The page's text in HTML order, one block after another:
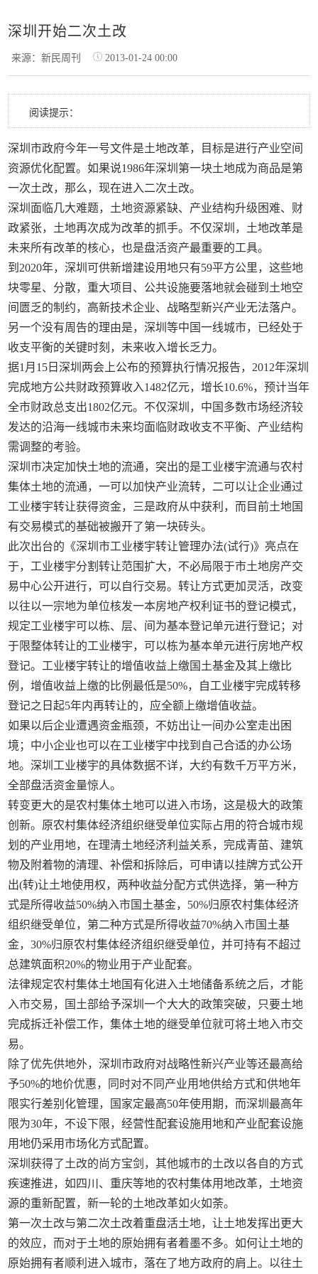
深圳开始二次土改
来源：新民周刊 2013-01-24 00:00
阅读提示：
深圳市政府今年一号文件是土地改革，目标是进行产业空间
资源优化配置。如果说1986年深圳第一块土地成为商品是第
一次土改，那么，现在进入二次土改。
深圳面临几大难题，土地资源紧缺、产业结构升级困难、财
政紧张，土地再次成为改革的抓手。不仅深圳，土地改革是
未来所有改革的核心，也是盘活资产最重要的工具。
到2020年，深圳可供新增建设用地只有59平方公里，这些地
块零星、分散，重大项目、公共设施要落地就会碰到土地空
间匮乏的制约，高新技术企业、战略型新兴产业无法落户。
另一个没有周告的理由是，深圳等中国一线城市，已经处于
收支平衡的关键时刻，未来收入增长乏力。
据1月15日深圳两会上公布的预算执行情况报告，2012年深圳
完成地方公共财政预算收入1482亿元，增长10.6%，预计当年
全市财政总支出1802亿元。不仅深圳，中国多数市场经济较
发达的沿海一线城市未来均面临财政收支不平衡、产业结构
需调整的考验。
深圳市决定加快土地的流通，突出的是工业楼宇流通与农村
集体土地的流通，一可以加快产业流转，二可以让企业通过
工业楼宇转让获得资金，三是政府从中获利，而目前土地国
有交易模式的基础被搬开了第一块砖头。
此次出台的《深圳市工业楼宇转让管理办法(试行)》亮点在
于，工业楼宇分割转让范围扩大，不必局限于市土地房产交
易中心公开进行，可以自行交易。转让方式更加灵活，改变
以往以一宗地为单位核发一本房地产权利证书的登记模式，
规定工业楼宇可以栋、层、间为基本登记单元进行登记；对
于限整体转让的工业楼宇，可以栋为基本单元进行房地产权
登记。工业楼宇转让的增值收益上缴国土基金及其上缴比
例，增值收益上缴的比例最低是50%，自工业楼宇完成转移
登记之日起5年内再转让的，应全额上缴增值收益。
如果以后企业遭遇资金瓶颈，不妨出让一间办公室走出困
境；中小企业也可以在工业楼宇中找到自己合适的办公场
地。深圳工业楼宇的具体数据不详，大约有数千万平方米，
全部盘活资金量惊人。
转变更大的是农村集体土地可以进入市场，这是极大的政策
创新。原农村集体经济组织继受单位实际占用的符合城市规
划的产业用地，在理清土地经济利益关系，完成青苗、建筑
物及附着物的清理、补偿和拆除后，可申请以挂牌方式公开
出(转)让土地使用权，两种收益分配方式供选择，第一种方
式是所得收益50%纳入市国土基金，50%归原农村集体经济
组织继受单位，第二种方式是所得收益70%纳入市国土基
金，30%归原农村集体经济组织继受单位，并可持有不超过
总建筑面积20%的物业用于产业配套。
法律规定农村集体土地国有化进入土地储备系统之后，才能
入市交易，国土部给予深圳一个大大的政策突破，只要土地
完成拆迁补偿工作，集体土地的继受单位就可将土地入市交
易。
除了优先供地外，深圳市政府对战略性新兴产业等还最高给
予50%的地价优惠，同时对不同产业用地供给方式和供地年
限实行差别化管理，国家定最高50年使用期，而深圳最高年
限为30年，不设下限，经营性配套设施用地和产业配套设施
用地仍采用市场化方式配置。
深圳获得了土改的尚方宝剑，其他城市的土改以各自的方式
疾速推进，如四川、重庆等地的农村集体用地改革，土地资
源的重新配置，新一轮的土地改革如火如荼。
第一次土改与第二次土改着重盘活土地，让土地发挥出更大
的效应，而对于土地的原始拥有者着墨不多。如何让土地的
原始拥有者顺利进入城市，落在了地方政府的肩上。以往土